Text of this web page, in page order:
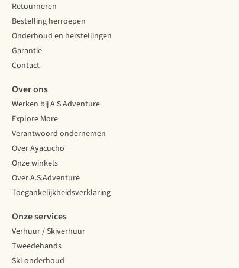
Retourneren
Bestelling herroepen
Onderhoud en herstellingen
Garantie
Contact
Over ons
Werken bij A.S.Adventure
Explore More
Verantwoord ondernemen
Over Ayacucho
Onze winkels
Over A.S.Adventure
Toegankelijkheidsverklaring
Onze services
Verhuur / Skiverhuur
Tweedehands
Ski-onderhoud